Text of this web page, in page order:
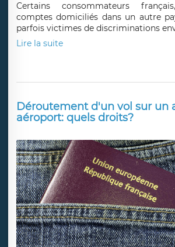
Certains consommateurs
comptes domiciliés dans un autre
parfois victimes de discriminations
Lire la suite
Déroutement d'un vol sur un
aéroport: quels droits?